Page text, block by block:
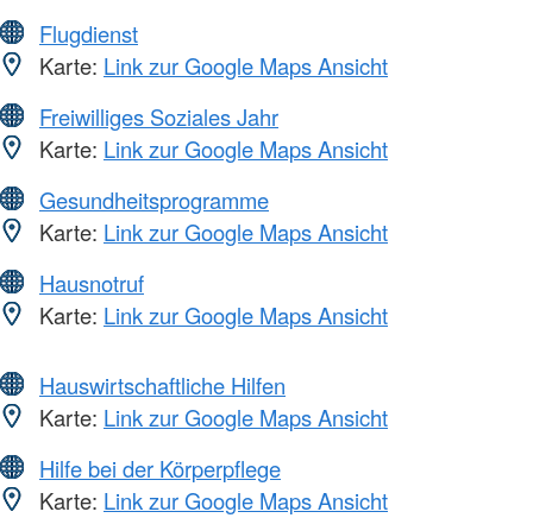
Flugdienst
Karte: Link zur Google Maps Ansicht
Freiwilliges Soziales Jahr
Karte: Link zur Google Maps Ansicht
Gesundheitsprogramme
Karte: Link zur Google Maps Ansicht
Hausnotruf
Karte: Link zur Google Maps Ansicht
Hauswirtschaftliche Hilfen
Karte: Link zur Google Maps Ansicht
Hilfe bei der Körperpflege
Karte: Link zur Google Maps Ansicht